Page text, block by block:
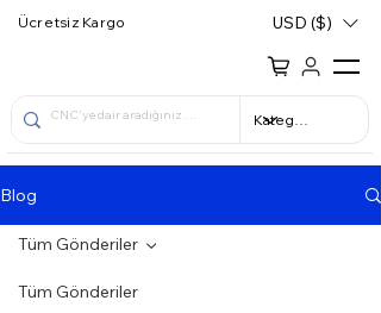
Ücretsiz Kargo USD ($)
Blog
Tüm Gönderiler
Tüm Gönderiler